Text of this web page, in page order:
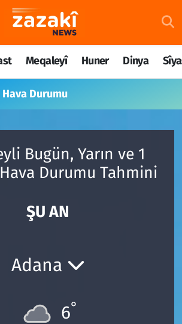
Meqaleyî Huner Dinya
Durumu
Bugün, Yarın ve 1
Durumu Tahmini
ŞU AN
Adana
6°
Durumu ve Fikstür